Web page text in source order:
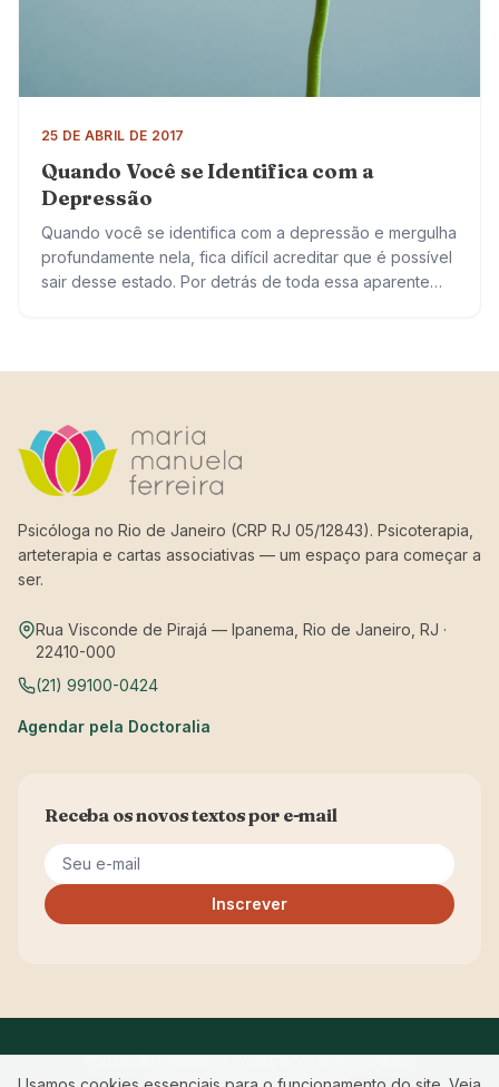
25 DE ABRIL DE 2017
Quando Você se Identifica com a
Depressão
Quando você se identifica com a depressão e mergulha
profundamente nela, fica difícil acreditar que é possível
sair desse estado. Por detrás de toda essa aparente
Psicóloga no Rio de Janeiro (CRP RJ 05/12843). Psicoterapia,
arteterapia e cartas associativas — um espaço para começar a
ser.
Rua Visconde de Pirajá — Ipanema, Rio de Janeiro, RJ ·
22410-000
(21) 99100-0424
Agendar pela Doctoralia
Receba os novos textos por e-mail
Seu e-mail
Inscrever